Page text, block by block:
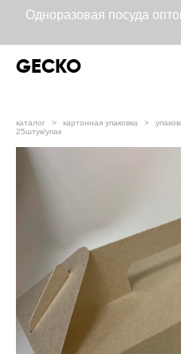
Одноразовая посуда
GECKO
каталог > картонная упаковка >
25штук/упак